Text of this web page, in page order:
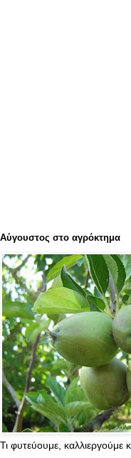
Αύγουστος στο αγρόκτημα
Τι φυτεύουμε, καλλιεργούμε